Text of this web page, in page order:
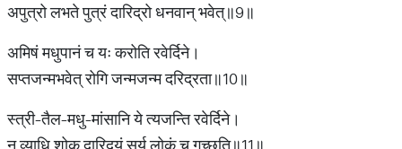
अपुत्रो लभते पुत्रं दारिद्रो धनवान् भवेत्॥9॥
अमिषं मधुपानं च यः करोति रवेर्दिने।
सप्तजन्मभवेत् रोगि जन्मजन्म दरिद्रता॥10॥
स्त्री-तैल-मधु-मांसानि ये त्यजन्ति रवेर्दिने।